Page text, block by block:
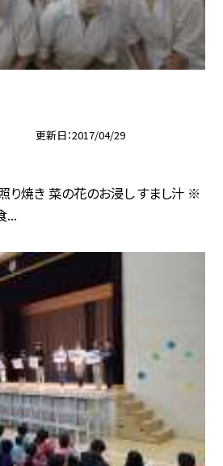
更新日 2017/04/29
り焼き 菜の花のお浸し すまし汁 ※
...